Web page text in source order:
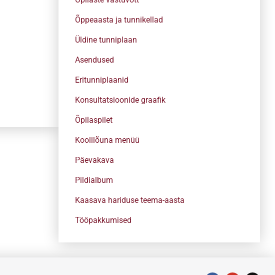
Õppeaasta ja tunnikellad
Üldine tunniplaan
Asendused
Eritunniplaanid
Konsultatsioonide graafik
Õpilaspilet
Koolilõuna menüü
Päevakava
Pildialbum
Kaasava hariduse teema-aasta
Tööpakkumised